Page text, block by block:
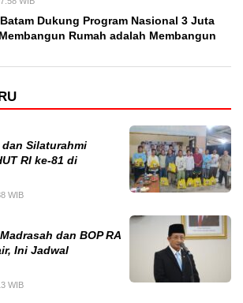
Dukung Program Nasional 3 Juta
Rumah adalah Membangun
Silaturahmi
RI ke-81 di
WIB
dan BOP RA
Ini Jadwal
WIB